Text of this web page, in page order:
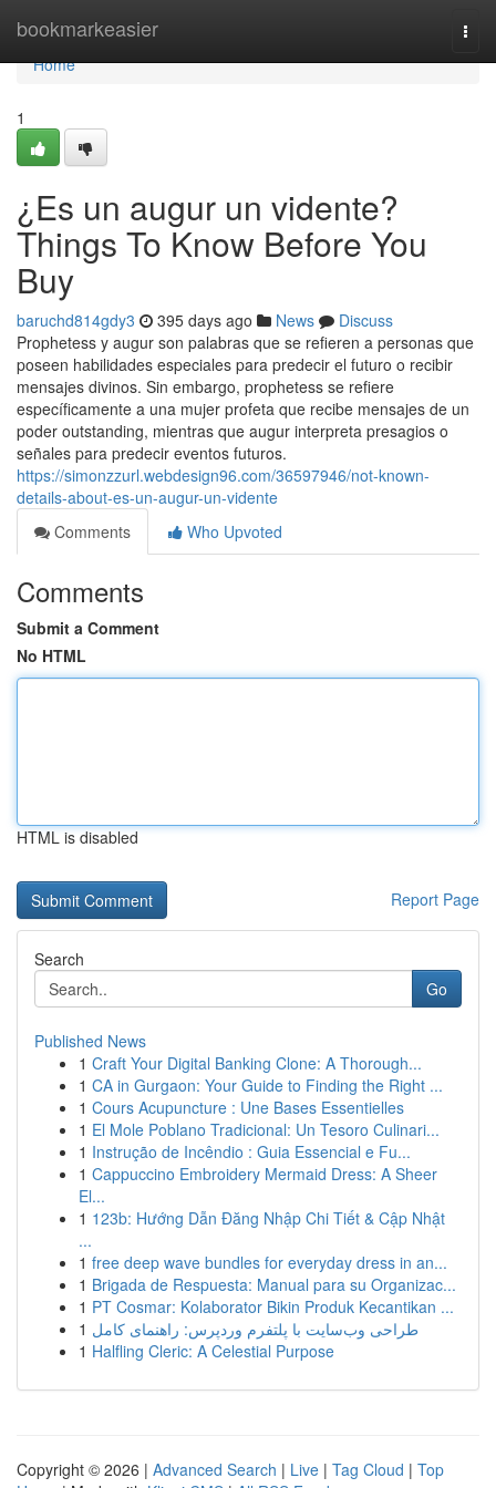
bookmarkeasier
Home
Home
1
¿Es un augur un vidente?
Things To Know Before You
Buy
baruchd814gdy3 395 days ago News
Discuss
Prophetess y augur son palabras que se refieren a personas que
poseen habilidades especiales para predecir el futuro o recibir
mensajes divinos. Sin embargo, prophetess se refiere
específicamente a una mujer profeta que recibe mensajes de un
poder outstanding, mientras que augur interpreta presagios o
señales para predecir eventos futuros.
https://simonzzurl.webdesign96.com/36597946/not-known-
details-about-es-un-augur-un-vidente
Comments
Who Upvoted
Comments
Submit a Comment
No HTML
HTML is disabled
Report Page
Search
Go
Published News
1 Craft Your Digital Banking Clone: A Thorough...
1 CA in Gurgaon: Your Guide to Finding the Right ...
1 Cours Acupuncture : Une Bases Essentielles
1 El Mole Poblano Tradicional: Un Tesoro Culinari...
1 Instrução de Incêndio : Guia Essencial e Fu...
1 Cappuccino Embroidery Mermaid Dress: A Sheer
El...
1 123b: Hướng Dẫn Đăng Nhập Chi Tiết & Cập Nhật
...
1 free deep wave bundles for everyday dress in an...
1 Brigada de Respuesta: Manual para su Organizac...
1 PT Cosmar: Kolaborator Bikin Produk Kecantikan ...
1 طراحی وب‌سایت با پلتفرم وردپرس: راهنمای کامل
1 Halfling Cleric: A Celestial Purpose
Copyright © 2026 | Advanced Search | Live | Tag Cloud | Top